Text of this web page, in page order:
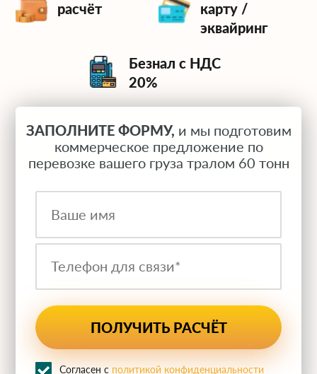
расчёт
карту /
эквайринг
Безнал с НДС
20%
ЗАПОЛНИТЕ ФОРМУ, и мы подготовим
коммерческое предложение по
перевозке вашего груза тралом 60 тонн
Согласен с политикой конфиденциальности